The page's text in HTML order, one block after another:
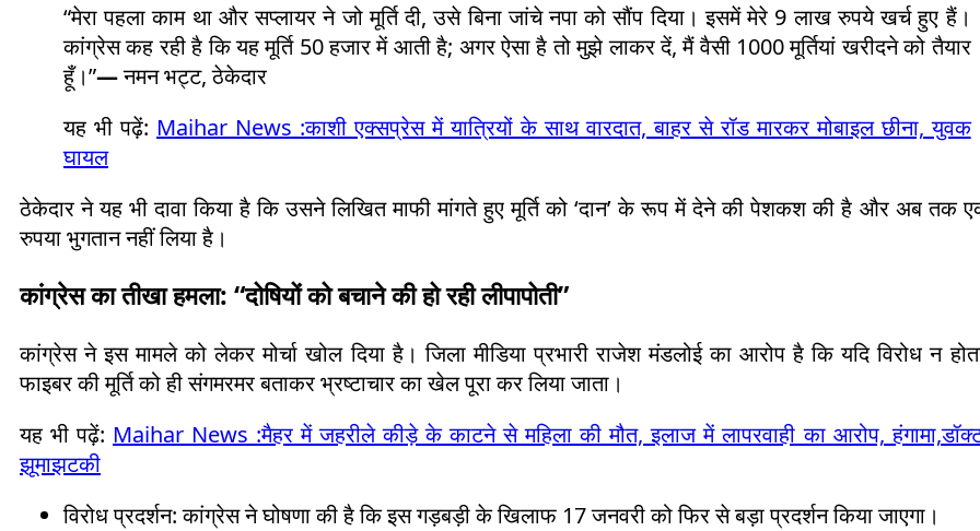
“मेरा पहला काम था और सप्लायर ने जो मूर्ति दी, उसे बिना जांचे नपा को सौंप दिया। इसमें मेरे 9 लाख रुपये खर्च हुए हैं।
कांग्रेस कह रही है कि यह मूर्ति 50 हजार में आती है; अगर ऐसा है तो मुझे लाकर दें, मैं वैसी 1000 मूर्तियां खरीदने को तैयार
हूँ।”—नमन भट्ट, ठेकेदार
यह भी पढ़ें: Maihar News :काशी एक्सप्रेस में यात्रियों के साथ वारदात, बाहर से रॉड मारकर मोबाइल छीना, युवक
घायल
ठेकेदार ने यह भी दावा किया है कि उसने लिखित माफी मांगते हुए मूर्ति को ‘दान’ के रूप में देने की पेशकश की है और अब तक
रुपया भुगतान नहीं लिया है।
कांग्रेस का तीखा हमला: “दोषियों को बचाने की हो रही लीपापोती”
कांग्रेस ने इस मामले को लेकर मोर्चा खोल दिया है। जिला मीडिया प्रभारी राजेश मंडलोई का आरोप है कि यदि विरोध न
फाइबर की मूर्ति को ही संगमरमर बताकर भ्रष्टाचार का खेल पूरा कर लिया जाता।
यह भी पढ़ें: Maihar News :मैहर में जहरीले कीड़े के काटने से महिला की मौत, इलाज में लापरवाही का आरोप,
झूमाझटकी
विरोध प्रदर्शन: कांग्रेस ने घोषणा की है कि इस गड़बड़ी के खिलाफ 17 जनवरी को फिर से बड़ा प्रदर्शन किया जाएगा।